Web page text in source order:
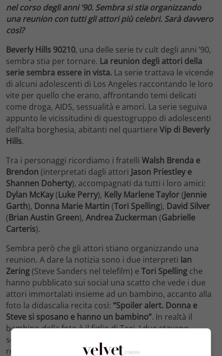
nel corso degli anni ’90. Sembra si stia organizzando
una reunion con tutti gli attori più celebri. Sarà davvero
così?
Beverly Hills 90210, una delle serie tv cult degli anni ’90,
sembra stia per tornare. La reunion degli attori della
serie sembra essere in vista. La serie trattava le vicende
di alcuni adolescenti di Los Angeles raccontando le loro
vite per quello che erano, affrontando temi delicati
come droga, AIDS, sessualità e amori. La serie seguiva
appunto le vicissitudini di questogruppo di adolescenti
dell’alta borghesia, abitanti nel quartiere Vip di Beverly
Hills.
Tra i personaggi ricordiamo i fratelli Walsh Brenda e
Brendon (interpretati dagli attori Jason Priestley e
Shannen Doherty), accompagnati da tutti i loro amici:
Dylan McKay(Luke Perry), Kelly Marlene Taylor(Jennie
Garth), Donna Marie Martin (Tori Spelling), David Silver
(Brian Austin Green), Andrea Zuckerman (Gabrielle
Carteris).
Sembra però che gli attori stiano organizzando una
reunion. A dare la notizia sono i due interpreti Ian
Zering(Steve Sanders nel telefilm) e Tori Spelling che
hanno pubblicato sui social una scatto che vede i due
attori immortalati insieme ad un bambino, accanto alla
foto la didascalia recita così: “Spoiler alert. Donna e
Steve si sposano e hanno un bambino”. In realtà il
bambino della foto è il figlio di Tori. I due stavano
scherzando o hanno voluto dare l’annuncio della
reunion in stile “ironico e divertente”? Staremo a